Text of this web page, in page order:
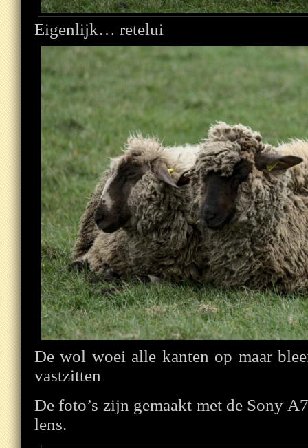
Eigenlijk… retelui
De wol woei alle kanten op maar
vastzitten
De foto’s zijn gemaakt met de Sony
lens.